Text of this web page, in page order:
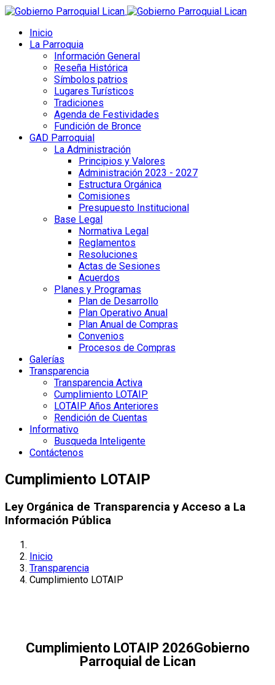
Inicio
La Parroquia
Información General
Reseña Histórica
Símbolos patrios
Lugares Turísticos
Tradiciones
Agenda de Festividades
Fundición de Bronce
GAD Parroquial
La Administración
Principios y Valores
Administración 2023 - 2027
Estructura Orgánica
Comisiones
Presupuesto Institucional
Base Legal
Normativa Legal
Reglamentos
Resoluciones
Actas de Sesiones
Acuerdos
Planes y Programas
Plan de Desarrollo
Plan Operativo Anual
Plan Anual de Compras
Convenios
Procesos de Compras
Galerías
Transparencia
Transparencia Activa
Cumplimiento LOTAIP
LOTAIP Años Anteriores
Rendición de Cuentas
Informativo
Busqueda Inteligente
Contáctenos
Cumplimiento LOTAIP
Ley Orgánica de Transparencia y Acceso a La
Información Pública
Inicio
Transparencia
Cumplimiento LOTAIP
Cumplimiento LOTAIP 2026Gobierno
Parroquial de Lican